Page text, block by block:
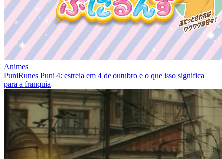
Animes
PuniRunes Puni 4: estreia em 4 de outubro e o que isso significa
para a franquia